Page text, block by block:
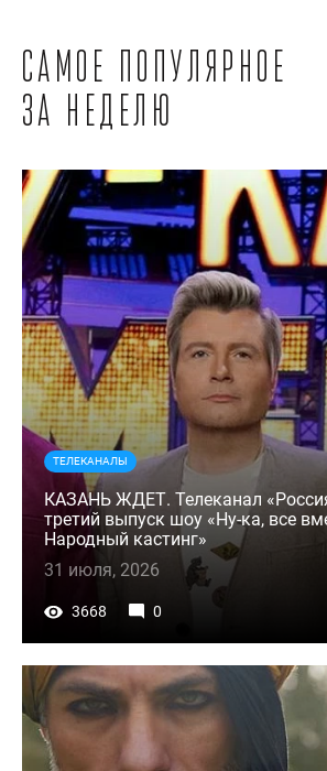
Самое популярное
за неделю
ТЕЛЕКАНАЛЫ
КАЗАНЬ ЖДЕТ. Телеканал
третий выпуск шоу «Ну-ка, все
Народный кастинг»
31 июля, 2026
3668 0